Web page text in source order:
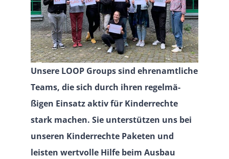
Unsere LOOP Groups sind ehren­amt­liche
Teams, die sich durch ihren regel­mä­
ßigen Einsatz aktiv für Kinder­rechte
stark machen. Sie unter­stützen uns bei
unseren Kinder­rechte Paketen und
leisten wertvolle Hilfe beim Ausbau